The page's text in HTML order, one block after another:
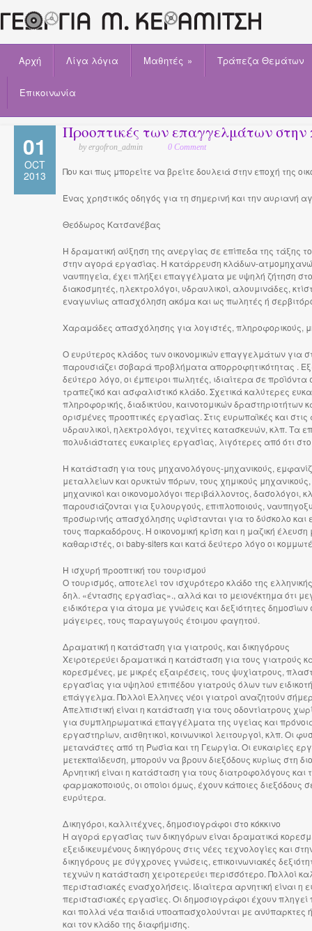
Αρχή Λίγα λόγια Μαθητές » Τράπεζα Θεμάτων
Επικοινωνία
01
OCT
2013
Προοπτικές των επαγγελμάτων στην
by ergofron_admin 0 Comment
Που και πως μπορείτε να βρείτε δουλειά στην εποχή της
Ένας χρηστικός οδηγός για τη σημερινή και την αυριανή
Θεόδωρος Κατσανέβας
Η δραματική αύξηση της ανεργίας σε επίπεδα της τάξης
στην αγορά εργασίας. Η κατάρρευση κλάδων-
ναυπηγεία, έχει πλήξει επαγγέλματα με υψηλή ζήτηση
διακοσμητές, ηλεκτρολόγοι, υδραυλικοί, αλουμινάδες,
εναγωνίως απασχόληση ακόμα και ως πωλητές ή
Χαραμάδες απασχόλησης για λογιστές, πληροφορικούς,
Ο ευρύτερος κλάδος των οικονομικών επαγγελμάτων για
παρουσιάζει σοβαρά προβλήματα απορροφητικότητας .
δεύτερο λόγο, οι έμπειροι πωλητές, ιδιαίτερα σε
τραπεζικό και ασφαλιστικό κλάδο. Σχετικά καλύτερες
πληροφορικής, διαδικτύου, καινοτομικών
ορισμένες προοπτικές εργασίας. Στις ευρωπαϊκές και
υδραυλικοί, ηλεκτρολόγοι, τεχνίτες κατασκευών, κλπ. Τα
πολυδιάστατες ευκαιρίες εργασίας, λιγότερες από ότι
Η κατάσταση για τους μηχανολόγους-μηχανικούς,
μεταλλείων και ορυκτών πόρων, τους χημικούς
μηχανικοί και οικονομολόγοι περιβάλλοντος, δασολόγοι,
παρουσιάζονται για ξυλουργούς, επιπλοποιούς,
προσωρινής απασχόλησης υφίστανται για το δύσκολο
τους παρκαδόρους. Η οικονομική κρίση και η μαζική
καθαριστές, οι baby-siters και κατά δεύτερο λόγο οι
Η ισχυρή προοπτική του τουρισμού
Ο τουρισμός, αποτελεί τον ισχυρότερο κλάδο της
δηλ. «έντασης εργασίας»., αλλά και το μειονέκτημα
ειδικότερα για άτομα με γνώσεις και δεξιότητες
μάγειρες, τους παραγωγούς έτοιμου φαγητού.
Δραματική η κατάσταση για γιατρούς, και δικηγόρους
Χειροτερεύει δραματικά η κατάσταση για τους γιατρούς
κορεσμένες, με μικρές εξαιρέσεις, τους ψυχίατρους,
εργασίας για υψηλού επιπέδου γιατρούς όλων των
επάγγελμα. Πολλοί Έλληνες νέοι γιατροί αναζητούν
Απελπιστική είναι η κατάσταση για τους οδοντίατρους
για συμπληρωματικά επαγγέλματα της υγείας και
εργαστηρίων, αισθητικοί, κοινωνικοί λειτουργοί, κλπ.
μετανάστες από τη Ρωσία και τη Γεωργία. Οι ευκαιρίες
μετεκπαίδευση, μπορούν να βρουν διεξόδους κυρίως στη
Αρνητική είναι η κατάσταση για τους διατροφολόγους και
φαρμακοποιούς, οι οποίοι όμως, έχουν κάποιες διεξόδους
ευρύτερα.
Δικηγόροι, καλλιτέχνες, δημοσιογράφοι στο κόκκινο
Η αγορά εργασίας των δικηγόρων είναι δραματικά
εξειδικευμένους δικηγόρους στις νέες τεχνολογίες και
δικηγόρους με σύγχρονες γνώσεις, επικοινωνιακές
τεχνών η κατάσταση χειροτερεύει περισσότερο. Πολλοί
περιστασιακές ενασχολήσεις. Ιδιαίτερα αρνητική είναι η
περιστασιακές εργασίες. Οι δημοσιογράφοι έχουν
και πολλά νέα παιδιά υποαπασχολούνται με ανύπαρκτες
και τον κλάδο της διαφήμισης.